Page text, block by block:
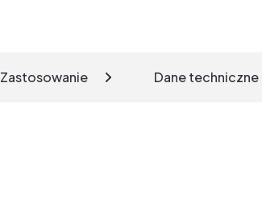
Zastosowanie Dane techniczne